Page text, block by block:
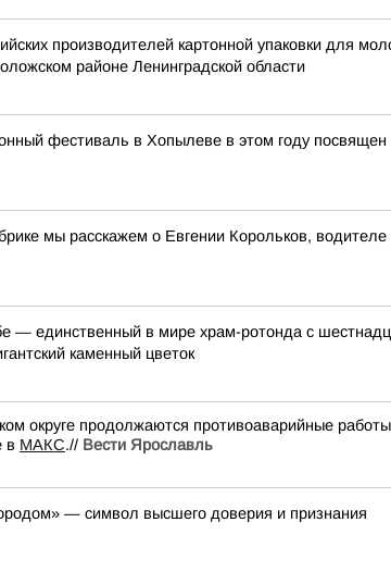
производителей картонной упаковки для
районе Ленинградской области
фестиваль в Хопылеве в этом году
мы расскажем о Евгении Корольков,
— единственный в мире храм-ротонда с
каменный цветок
округе продолжаются противоаварийные
в МАКС.// Вести Ярославль
— символ высшего доверия и признания